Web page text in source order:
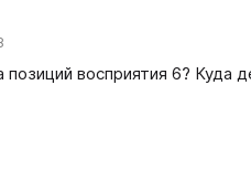
восприятия 6? Куда